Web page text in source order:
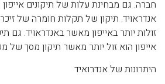
חברה. גם מבחינת עלות של תיקונים אייפון
אנדראויד. תיקון של תקלות חומרה של
זולות יותר באייפון מאשר באנדראויד. גם
אייפון הוא זול יותר מאשר תיקון מסך של
היתרונות של אנדרואיד